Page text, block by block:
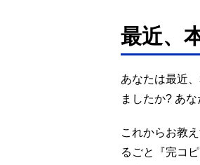
最近、
あなたは最近
ましたか? あ
これからお教
るごと『完コ